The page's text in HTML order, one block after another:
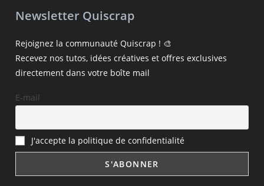
Newsletter Quiscrap
Rejoignez la communauté Quiscrap ! 🎨
Recevez nos tutos, idées créatives et offres exclusives
directement dans votre boîte mail
E-mail
J'accepte la politique de confidentialité